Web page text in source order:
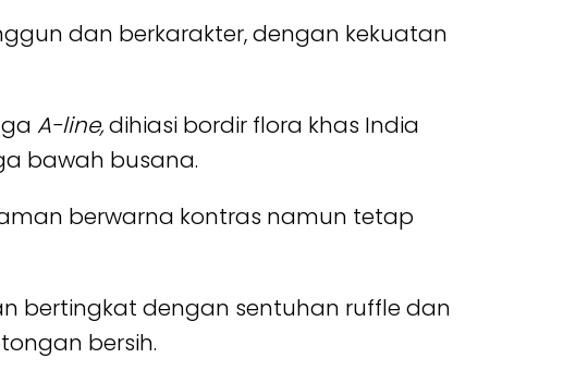
dan berkarakter, dengan kekuatan
A-line,dihiasi bordir flora khas India
bawah busana.
berwarna kontras namun tetap
bertingkat dengan sentuhan ruffle dan
bersih.